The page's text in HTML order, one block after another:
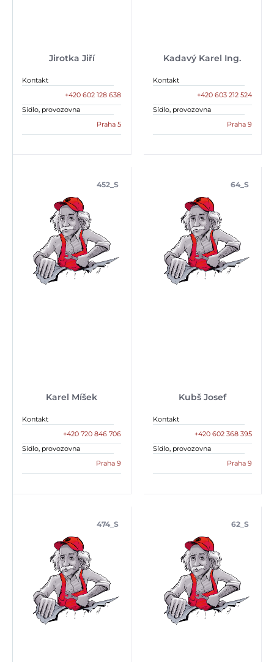
Jirotka Jiří
Kontakt
+420 602 128 638
Sídlo, provozovna
Praha 5
Kadavý Karel Ing.
Kontakt
+420 603 212 524
Sídlo, provozovna
Praha 9
Karel Míšek
452_S
Kontakt
+420 720 846 706
Sídlo, provozovna
Praha 9
Kubš Josef
64_S
Kontakt
+420 602 368 395
Sídlo, provozovna
Praha 9
474_S 62_S